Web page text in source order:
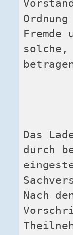
Fremde
Das
durch
Nach